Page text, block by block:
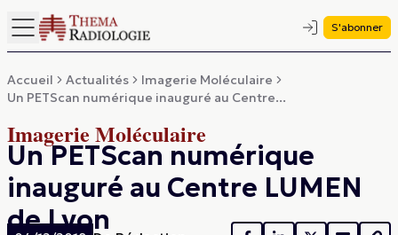
S'abonner
Accueil Actualités
Imagerie Moléculaire
Un PETScan numérique inauguré au Centre...
Imagerie Moléculaire
Un PETScan numérique
inauguré au Centre LUMEN
de Lyon